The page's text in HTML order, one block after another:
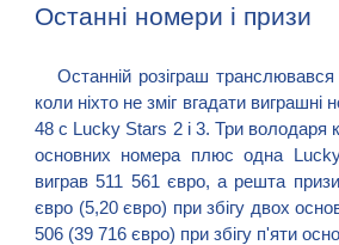
Останні номери і призи
Останній розіграш
коли ніхто не зміг вгадати виграшні
48 с Lucky Stars 2 і 3. Три володаря
основних номера плюс одна
виграв 511 561 євро, а решта
євро (5,20 євро) при збігу двох
506 (39 716 євро) при збігу п'яти